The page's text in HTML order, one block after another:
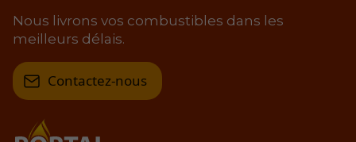
Nous livrons vos combustibles dans les
meilleurs délais.
Contactez-nous